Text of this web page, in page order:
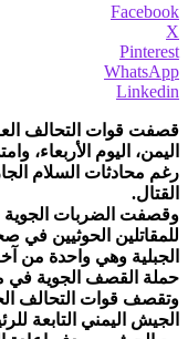
Facebook
X
Pinterest
WhatsApp
Linkedin
قصفت قوات التحالف
اليمن، اليوم
القتال.
وقصفت الضربات الجوية
للمقاتلين الحوثيين
الجبلية وهي واحدة من
حملة القصف الجوية
وتقصف قوات التحالف
الجيش اليمني التابعة